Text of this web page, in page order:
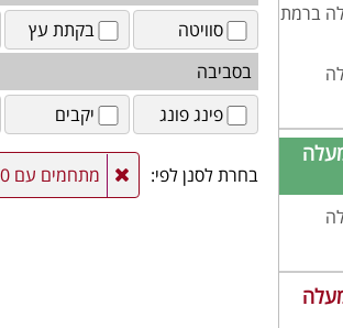
ומעלה ברמת
ומעלה
ומעלה
סוויטה
בקתת עץ
בסביבה
פינג פונג
יקבים
בחרת לסנן לפי: מתחמים עם 10 צימרים ומעלה